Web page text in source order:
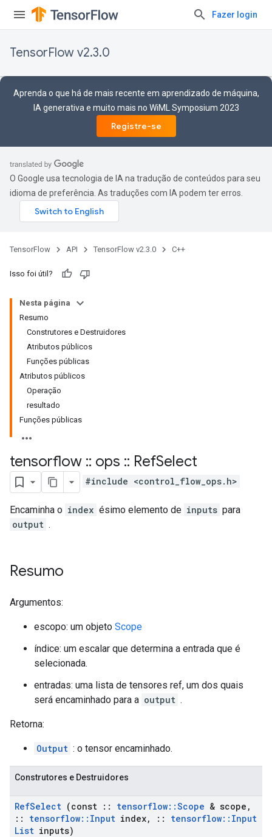
Fazer login
TensorFlow v2.3.0
Aprenda o que há de mais recente em aprendizado de máquina,
IA generativa e muito mais no WiML Symposium 2023
Registre-se
O Google usa tecnologia de IA na tradução de conteúdos para seu
idioma de preferência. As traduções com IA podem ter erros.
TensorFlow API TensorFlow v2.3.0 C++
Isso foi útil?
Nesta página
Resumo
Construtores e Destruidores
Atributos públicos
Funções públicas
Atributos públicos
Operação
resultado
Funções públicas
tensorflow :: ops :: RefSelect
#include <control_flow_ops.h>
Encaminha o index ésimo elemento de inputs para
output .
Resumo
Argumentos:
escopo: um objeto Scope
índice: um escalar que determina a entrada que é
selecionada.
entradas: uma lista de tensores ref, um dos quais
será encaminhado para a output .
Retorna:
Output : o tensor encaminhado.
Construtores e Destruidores
RefSelect (const :: tensorflow::Scope & scope ,
::
tensorflow:: Input index, :: tensorflow:: Input
List inputs)